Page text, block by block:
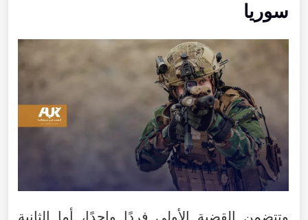
سوريا
وتتضمن القضية الأولى فردًا واحدًا، أما الثانية